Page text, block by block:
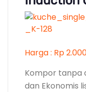
Harga : Rp
Kompor tanpa
dan Ekonomis